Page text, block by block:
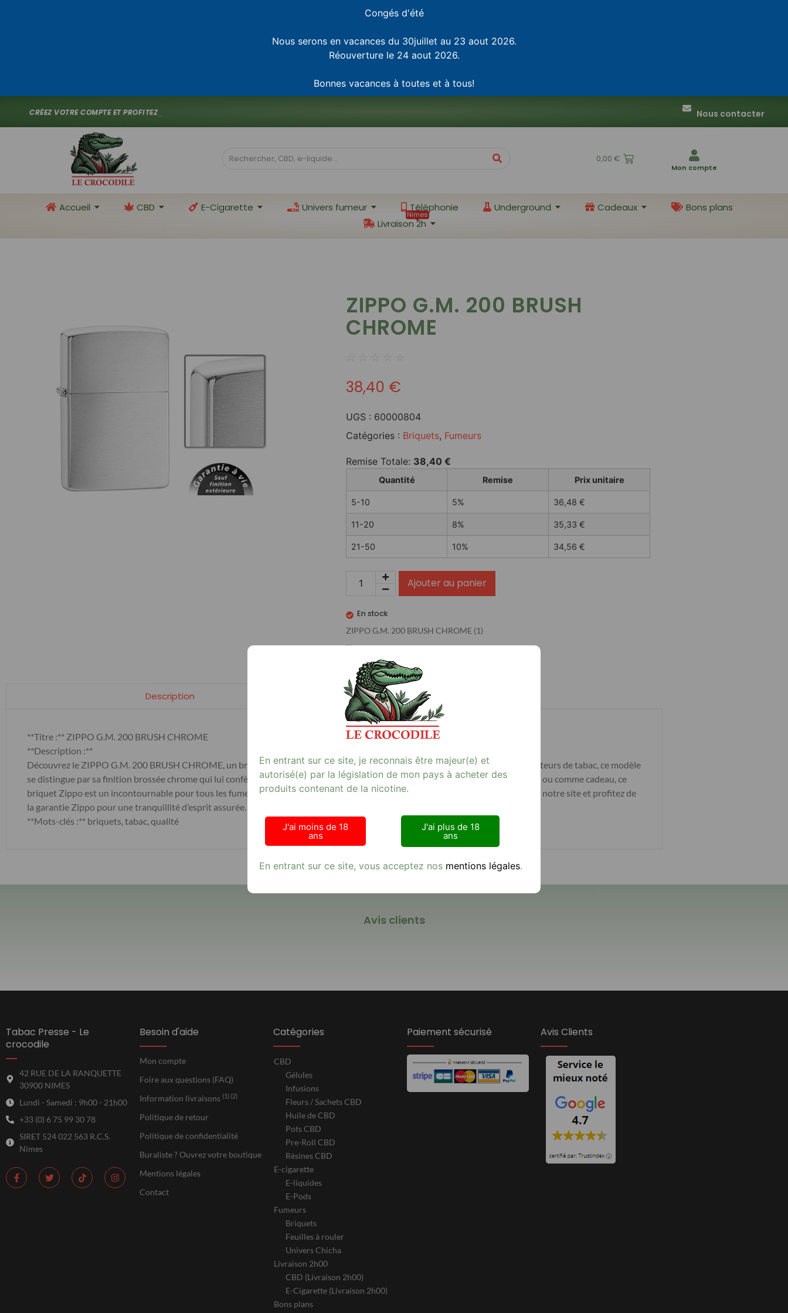
Congés d'été
Nous serons en vacances du 30juillet au 23 aout 2026.
Réouverture le 24 aout 2026.
Bonnes vacances à toutes et à tous!
CRÉEZ VOTRE COMPTE ET PROFITEZ Nous contacter
0,00 €
Mon compte
Accueil CBD E-Cigarette Univers fumeur Téléphonie Underground Cadeaux
Bons plans
Livraison 2h
Nimes
ZIPPO G.M. 200 BRUSH
CHROME
☆ ☆ ☆ ☆ ☆
38,40 €
UGS : 60000804
Catégories : Briquets, Fumeurs
Remise Totale: 38,40 €
Quantité Remise Prix unitaire
5-10 5% 36,48 €
11-20 8% 35,33 €
21-50 10% 34,56 €
Ajouter au panier
En stock
ZIPPO G.M. 200 BRUSH CHROME (1)
…
Description
**Titre :** ZIPPO G.M. 200 BRUSH CHROME
**Description :**
Découvrez le ZIPPO G.M. 200 BRUSH CHROME, un briquet de haute qualité qui allie élégance et durabilité. Parfait pour les amateurs de tabac, ce modèle
se distingue par sa finition brossée chrome qui lui confère un look moderne et sophistiqué. Idéal pour une utilisation quotidienne ou comme cadeau, ce
briquet Zippo est un incontournable pour tous les fumeurs à la recherche de fiabilité et de style. Retrouvez-le dès maintenant sur notre site et profitez de
la garantie Zippo pour une tranquillité d’esprit assurée. Cliquez ici pour explorer notre sélection de briquets de qualité :
**Mots-clés :** briquets, tabac, qualité
Avis clients
Tabac Presse - Le
crocodile
42 RUE DE LA RANQUETTE
30900 NIMES
Lundi - Samedi : 9h00 - 21h00
+33 (0) 6 75 99 30 78
SIRET 524 022 563 R.C.S.
Nimes
Besoin d'aide
Mon compte
Foire aux questions (FAQ)
Information livraisons (1) (2)
Politique de retour
Politique de confidentialité
Buraliste ? Ouvrez votre boutique
Mentions légales
Contact
Catégories
CBD
Gélules
Infusions
Fleurs / Sachets CBD
Huile de CBD
Pots CBD
Pre-Roll CBD
Résines CBD
E-cigarette
E-liquides
E-Pods
Fumeurs
Briquets
Feuilles à rouler
Univers Chicha
Livraison 2h00
CBD (Livraison 2h00)
E-Cigarette (Livraison 2h00)
Bons plans
Paiement sécurisé Avis Clients
En entrant sur ce site, je reconnais être majeur(e) et
autorisé(e) par la législation de mon pays à acheter des
produits contenant de la nicotine.
J'ai moins de 18
ans
J'ai plus de 18
ans
En entrant sur ce site, vous acceptez nos mentions légales.